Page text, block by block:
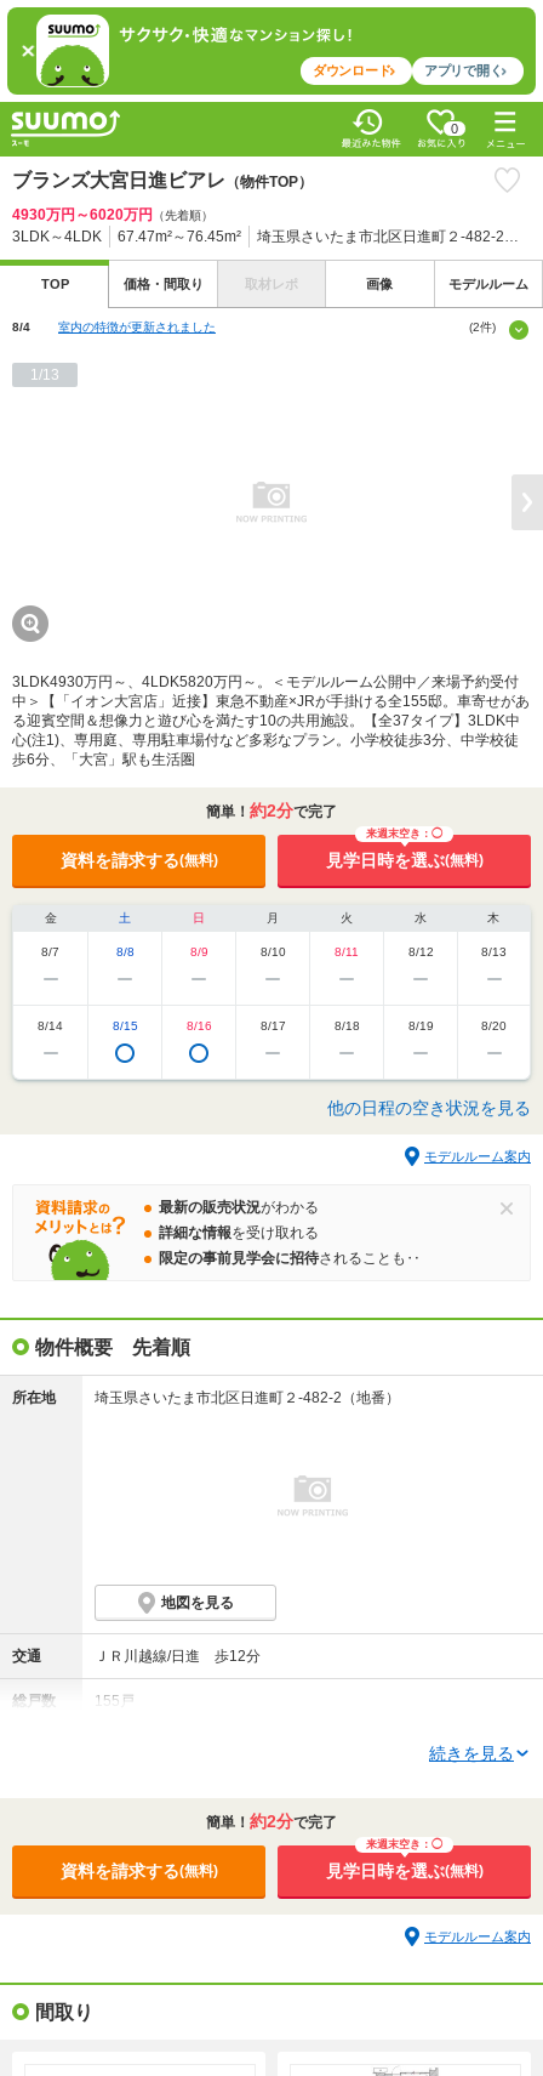
ダウンロード アプリで開く
0
ブランズ大宮日進ビアレ （物件TOP）
4930万円～6020万円
（先着順）
3LDK～4LDK 67.47m²～76.45m² 埼玉県さいたま市北区日進町２-482-2（地番）
TOP 価格・ 間取り 取材レポ 画像 モデルルーム
8/4 室内の特徴が更新されました (2件)
1/13
3LDK4930万円～、4LDK5820万円～。＜モデルルーム公開中／来場予約受付
中＞【「イオン大宮店」近接】東急不動産×JRが手掛ける全155邸。車寄せがあ
る迎賓空間＆想像力と遊び心を満たす10の共用施設。【全37タイプ】3LDK中
心(注1)、専用庭、専用駐車場付など多彩なプラン。小学校徒歩3分、中学校徒
歩6分、「大宮」駅も生活圏
簡単！ 約2分で完了
資料を請求する(無料)
来週末空き：◯
見学日時を選ぶ(無料)
金 土 日 月 火 水 木
8/7 8/8 8/9 8/10 8/11 8/12 8/13
8/14 8/15 8/16 8/17 8/18 8/19 8/20
他の日程の空き状況を見る
モデルルーム案内
最新の販売状況がわかる
詳細な情報を受け取れる
限定の事前見学会に招待されることも‥
物件概要 先着順
所在地 埼玉県さいたま市北区日進町２-482-2（地番）
地図を見る
交通 ＪＲ川越線/日進 歩12分
総戸数 155戸
物件情報更新メールを受け取る
ローンシミュレーション
専有面積 67.47m²～76.45m²
引渡可能
資料請求して最新の販売状況を知る(無料)
続きを見る
簡単！ 約2分で完了
資料を請求する(無料)
来週末空き：◯
見学日時を選ぶ(無料)
モデルルーム案内
間取り